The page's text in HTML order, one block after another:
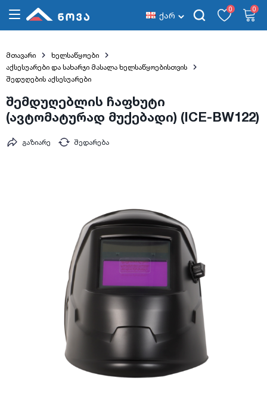
ქარ
0 0
მთავარი
ხელსაწყოები
აქსესუარები და სახარჯი მასალა ხელსაწყოებისთვის
შედუღების აქსესუარები
შემდუღებლის ჩაფხუტი
(ავტომატურად მუქებადი) (ICE-BW122)
შედარება
გაზიარე